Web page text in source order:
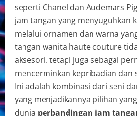
seperti Chanel dan Audemars
jam tangan yang menyuguhkan
melalui ornamen dan warna
tangan wanita haute couture
aksesori, tetapi juga sebagai
mencerminkan kepribadian dan
Ini adalah kombinasi dari seni
yang menjadikannya pilihan
dunia perbandingan jam